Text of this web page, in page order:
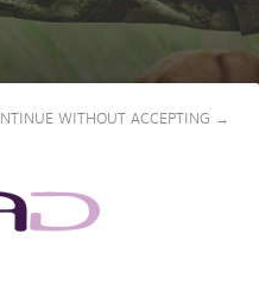
WITHOUT ACCEPTING →